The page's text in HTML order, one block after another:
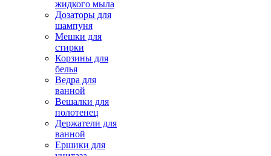
жидкого мыла
Дозаторы для
шампуня
Мешки для
стирки
Корзины для
белья
Ведра для
ванной
Вешалки для
полотенец
Держатели для
ванной
Ершики для